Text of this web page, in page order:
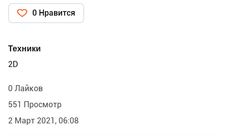
0 Нравится
Техники
2D
0 Лайков
551 Просмотр
2 Март 2021, 06:08